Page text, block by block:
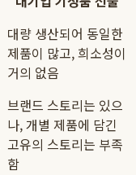
대량 생산되어 동일한
제품이 많고, 희소성이
거의 없음
브랜드 스토리는 있으
나, 개별 제품에 담긴
고유의 스토리는 부족
함